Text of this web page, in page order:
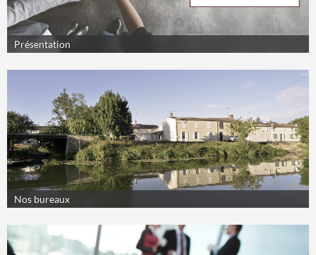
Présentation
Nos bureaux